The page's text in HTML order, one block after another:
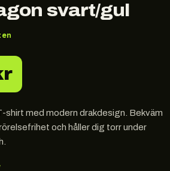
svart/gul
shirt med modern drakdesign. Bekväm
och håller dig torr under